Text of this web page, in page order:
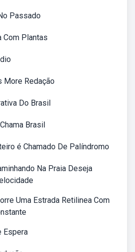
Passado
Com Plantas
More Redação
Do Brasil
Brasil
é Chamado De Palíndromo
Na Praia Deseja
Uma Estrada Retilinea Com
Espera